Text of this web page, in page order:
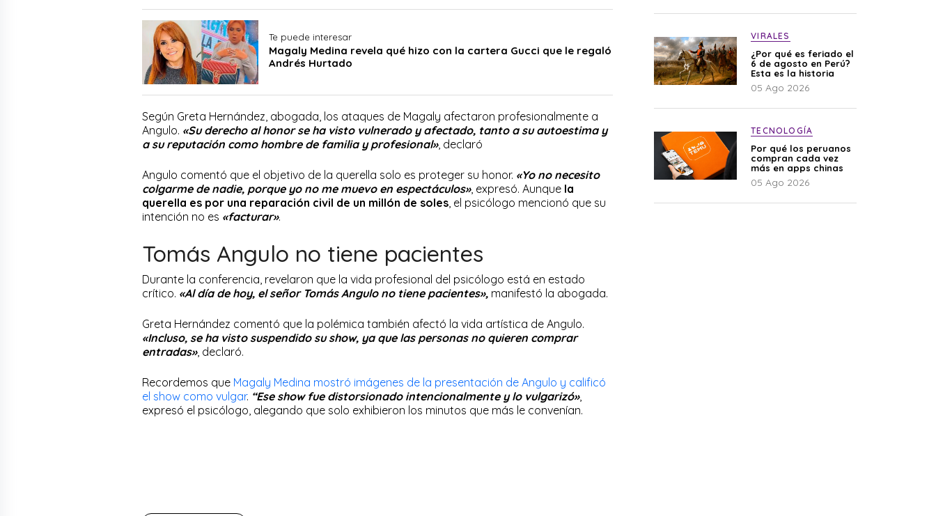
Te puede interesar
Magaly Medina revela qué hizo con la cartera Gucci que le regaló
Andrés Hurtado
Según Greta Hernández, abogada, los ataques de Magaly afectaron profesionalmente a
Angulo. «Su derecho al honor se ha visto vulnerado y afectado, tanto a su autoestima y
a su reputación como hombre de familia y profesional», declaró
Angulo comentó que el objetivo de la querella solo es proteger su honor. «Yo no necesito
colgarme de nadie, porque yo no me muevo en espectáculos», expresó. Aunque la
querella es por una reparación civil de un millón de soles , el psicólogo mencionó que su
intención no es «facturar».
Tomás Angulo no tiene pacientes
Durante la conferencia, revelaron que la vida profesional del psicólogo está en estado
crítico. «Al día de hoy, el señor Tomás Angulo no tiene pacientes», manifestó la abogada.
Greta Hernández comentó que la polémica también afectó la vida artística de Angulo.
«Incluso, se ha visto suspendido su show, ya que las personas no quieren comprar
entradas», declaró.
Recordemos que Magaly Medina mostró imágenes de la presentación de Angulo y calificó
el show como vulgar. “Ese show fue distorsionado intencionalmente y lo vulgarizó»,
expresó el psicólogo, alegando que solo exhibieron los minutos que más le convenían.
VIRALES
¿Por qué es feriado el
6 de agosto en Perú?
Esta es la historia
05 Ago 2026
TECNOLOGÍA
Por qué los peruanos
compran cada vez
más en apps chinas
05 Ago 2026